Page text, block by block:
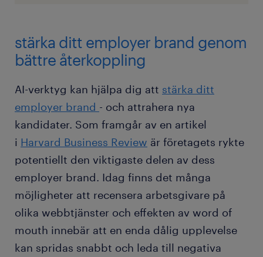
stärka ditt employer brand genom
bättre återkoppling
AI-verktyg kan hjälpa dig att stärka ditt
employer brand - och attrahera nya
kandidater. Som framgår av en artikel
i Harvard Business Review är företagets rykte
potentiellt den viktigaste delen av dess
employer brand. Idag finns det många
möjligheter att recensera arbetsgivare på
olika webbtjänster och effekten av word of
mouth innebär att en enda dålig upplevelse
kan spridas snabbt och leda till negativa